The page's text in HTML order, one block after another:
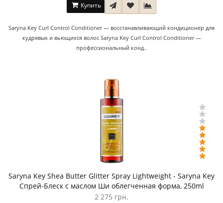
Купить
Saryna Key Curl Control Conditioner — восстанавливающий кондиционер для
кудрявых и вьющихся волос Saryna Key Curl Control Conditioner —
профессиональный конд..
Saryna Key Shea Butter Glitter Spray Lightweight - Saryna Key
Спрей-Блеск с маслом Ши облегченная форма, 250ml
2 275 грн.